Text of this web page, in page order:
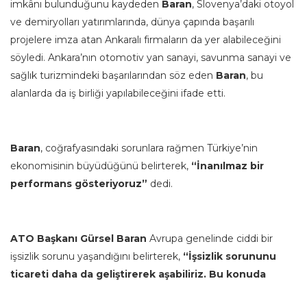
imkânı bulunduğunu kaydeden Baran, Slovenya’daki otoyol
ve demiryolları yatırımlarında, dünya çapında başarılı
projelere imza atan Ankaralı firmaların da yer alabileceğini
söyledi. Ankara’nın otomotiv yan sanayi, savunma sanayi ve
sağlık turizmindeki başarılarından söz eden Baran, bu
alanlarda da iş birliği yapılabileceğini ifade etti.
Baran, coğrafyasındaki sorunlara rağmen Türkiye’nin
ekonomisinin büyüdüğünü belirterek, “İnanılmaz bir
performans gösteriyoruz” dedi.
ATO Başkanı Gürsel Baran Avrupa genelinde ciddi bir
işsizlik sorunu yaşandığını belirterek, “İşsizlik sorununu
ticareti daha da geliştirerek aşabiliriz. Bu konuda